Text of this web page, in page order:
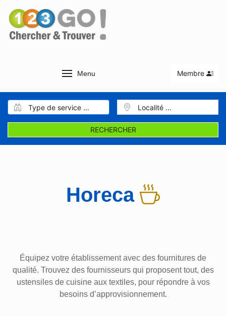
Menu Membre
RECHERCHER
Horeca
Équipez votre établissement avec des fournitures de
qualité. Trouvez des fournisseurs qui proposent tout, des
ustensiles de cuisine aux textiles, pour répondre à vos
besoins d’approvisionnement.